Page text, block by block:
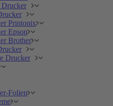
Drucker
Printonix
Epson
Brother
Drucker
Folien